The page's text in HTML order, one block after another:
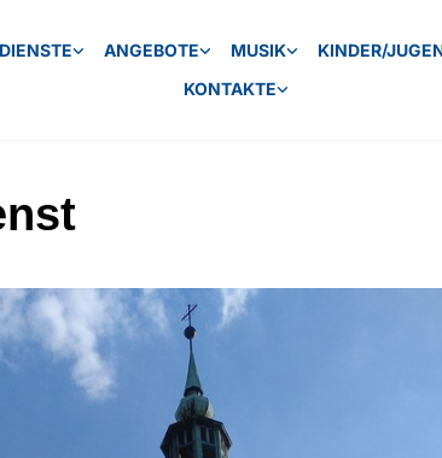
ANGEBOTE MUSIK
KINDER/
KONTAKTE